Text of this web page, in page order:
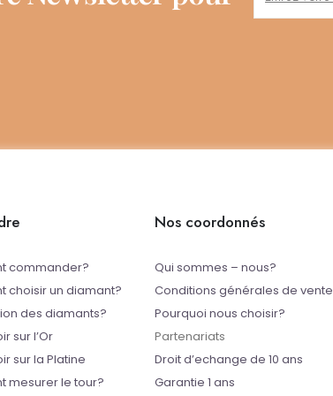
commander?
choisir un diamant?
des diamants?
sur l’Or
sur la Platine
mesurer le tour?
Nos coordonnés
Qui sommes – nous?
Conditions générales de vente
Pourquoi nous choisir?
Partenariats
Droit d’echange de 10 ans
Garantie 1 ans